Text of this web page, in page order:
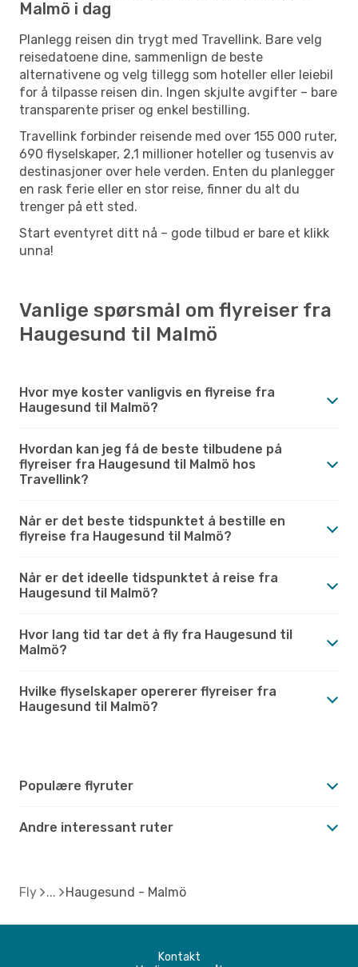
Malmö i dag
Planlegg reisen din trygt med Travellink. Bare velg
reisedatoene dine, sammenlign de beste
alternativene og velg tillegg som hoteller eller leiebil
for å tilpasse reisen din. Ingen skjulte avgifter – bare
transparente priser og enkel bestilling.
Travellink forbinder reisende med over 155 000 ruter,
690 flyselskaper, 2,1 millioner hoteller og tusenvis av
destinasjoner over hele verden. Enten du planlegger
en rask ferie eller en stor reise, finner du alt du
trenger på ett sted.
Start eventyret ditt nå – gode tilbud er bare et klikk
unna!
Vanlige spørsmål om flyreiser fra
Haugesund til Malmö
Hvor mye koster vanligvis en flyreise fra
Haugesund til Malmö?
Hvordan kan jeg få de beste tilbudene på
flyreiser fra Haugesund til Malmö hos
Travellink?
Når er det beste tidspunktet å bestille en
flyreise fra Haugesund til Malmö?
Når er det ideelle tidspunktet å reise fra
Haugesund til Malmö?
Hvor lang tid tar det å fly fra Haugesund til
Malmö?
Hvilke flyselskaper opererer flyreiser fra
Haugesund til Malmö?
Populære flyruter
Andre interessant ruter
Fly Haugesund - Malmö
Kontakt